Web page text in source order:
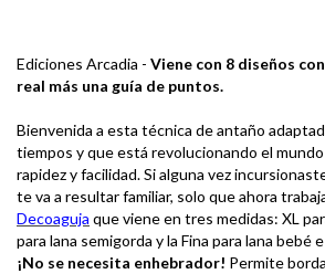
Ediciones Arcadia - Viene con 8 diseños
real más una guía de puntos.
Bienvenida a esta técnica de antaño
tiempos y que está revolucionando el
rapidez y facilidad. Si alguna vez
te va a resultar familiar, solo que ahora
Decoaguja que viene en tres medidas: XL
para lana semigorda y la Fina para lana bebé
¡No se necesita enhebrador! Permite